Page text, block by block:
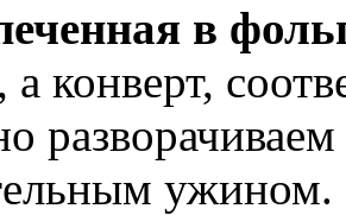
в
а конверт,
ужином.